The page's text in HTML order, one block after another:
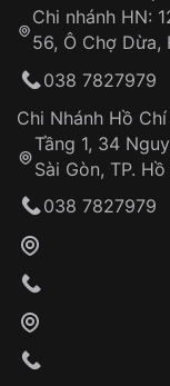
Từ khóa SEO:
Khách
Đảm bảo
Đồng hành
trình sử
Chi nhánh HN:
56, Ô Chợ Dừa,
038 7827979
Chi Nhánh Hồ
Tầng 1, 34
Sài Gòn, TP.
038 7827979